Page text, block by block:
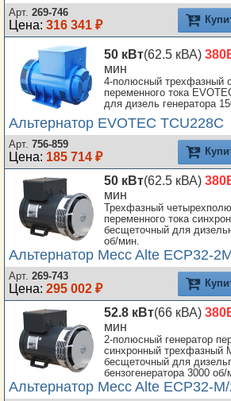
Арт. 269-746
Цена: 316 341 ₽
50 кВт(62.5 кВА)
мин
4-полюсный трехфазный
переменного тока
для дизель генератора
Альтернатор EVOTEC TCU228C
Арт. 756-859
Цена: 185 714 ₽
50 кВт(62.5 кВА)
мин
Трехфазный
переменного тока
бесщеточный для
об/мин.
Альтернатор Mecc Alte ECP32-
Арт. 269-743
Цена: 295 002 ₽
52.8 кВт(66 кВА)
мин
2-полюсный генератор
синхронный трехфазный
бесщеточный для
бензогенератора 3000 об/
Альтернатор Mecc Alte ECP32-